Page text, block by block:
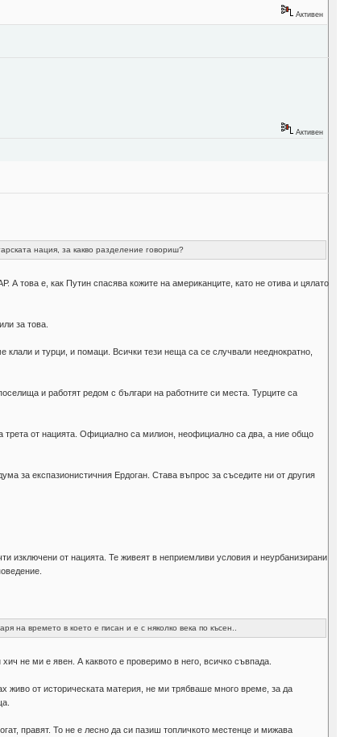
Активен
Активен
нация, за какво разделение говориш?
това е, как Путин спасява кожите на американците, като не отива и цялато
за това.
и турци, и помаци. Всички тези неща са се случвали нееднократно,
и работят редом с българи на работните си места. Турците са
трета от нацията. Официално са милион, неофициално са два, а ние общо
за експазионистичния Ердоган. Става въпрос за съседите ни от другия
изключени от нацията. Те живеят в неприемливи условия и неурбанизирани
времето в което е писан и е с няколко века по късен..
не ми е явен. А каквото е проверимо в него, всичко съвпада.
живо от историческата материя, не ми трябваше много време, за да
правят. То не е лесно да си пазиш топличкото местенце и мижава